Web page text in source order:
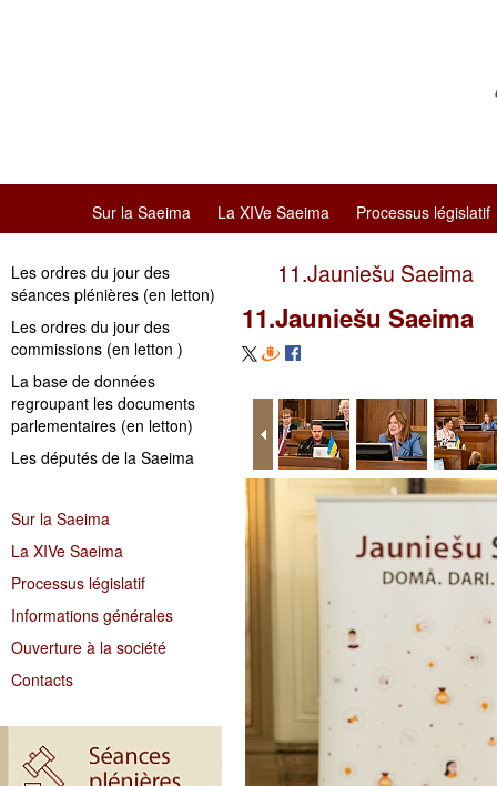
Sur la Saeima La XIVe Saeima Processus législatif
Les ordres du jour des
séances plénières (en letton)
Les ordres du jour des
commissions (en letton )
La base de données
regroupant les documents
parlementaires (en letton)
Les députés de la Saeima
Sur la Saeima
La XIVe Saeima
Processus législatif
Informations générales
Ouverture à la société
Contacts
11.Jauniešu Saeima
11.Jauniešu Saeima